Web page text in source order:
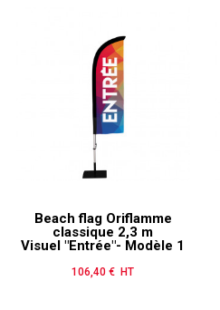
Beach flag Oriflamme
classique 2,3 m
Visuel "Entrée"- Modèle 1
Prix
106,40 € HT